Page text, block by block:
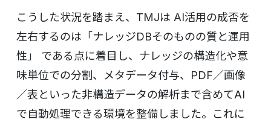
こうした状況を踏まえ、TMJは AI活用の成否を
左右するのは「ナレッジDBそのものの質と運用
性」 である点に着目し、ナレッジの構造化や意
味単位での分割、メタデータ付与、PDF／画像
／表といった非構造データの解析まで含めてAI
で自動処理できる環境を整備しました。これに